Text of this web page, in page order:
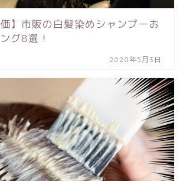
価】市販の白髪染めシャンプーお
グ8選！
2020年5月3日